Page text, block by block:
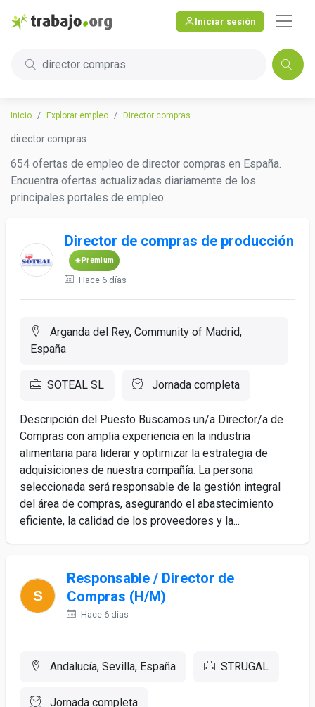
Iniciar sesión
director compras
Inicio Explorar empleo Director compras
director compras
654 ofertas de empleo de director compras en España.
Encuentra ofertas actualizadas diariamente de los
principales portales de empleo.
Director de compras de producción
Premium
Hace 6 días
Arganda del Rey, Community of Madrid,
España
SOTEAL SL Jornada completa
Descripción del Puesto Buscamos un/a Director/a de
Compras con amplia experiencia en la industria
alimentaria para liderar y optimizar la estrategia de
adquisiciones de nuestra compañía. La persona
seleccionada será responsable de la gestión integral
del área de compras, asegurando el abastecimiento
eficiente, la calidad de los proveedores y la...
Responsable / Director de
Compras (H/M)
Hace 6 días
Andalucía, Sevilla, España STRUGAL
Jornada completa